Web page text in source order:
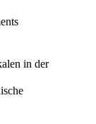
in der